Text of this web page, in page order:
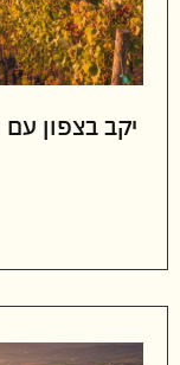
יקב בצפון עם